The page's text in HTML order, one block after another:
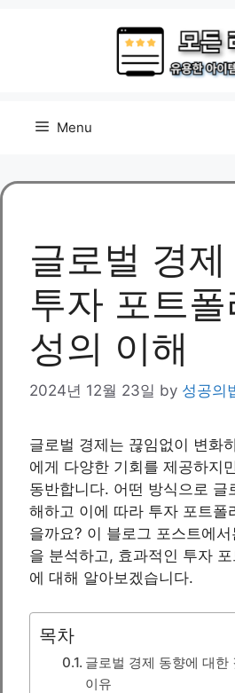
Menu
글로벌 경
투자 포트
성의 이해
2024년 12월 23일 by 성공의
글로벌 경제는 끊임없이 변화
에게 다양한 기회를 제공하지
동반합니다. 어떤 방식으로 글
해하고 이에 따라 투자 포트폴
을까요? 이 블로그 포스트에
을 분석하고, 효과적인 투자
에 대해 알아보겠습니다.
목차
글로벌 경제 동향에 대한
이유